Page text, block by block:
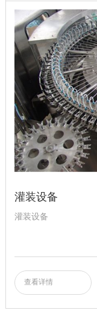
灌装设备
灌装设备
查看详情